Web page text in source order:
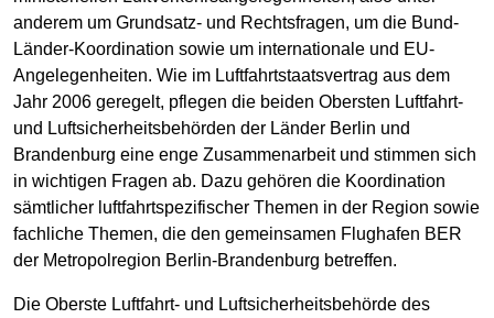
anderem um Grundsatz- und Rechtsfragen, um die Bund-
Länder-Koordination sowie um internationale und EU-
Angelegenheiten. Wie im Luftfahrtstaatsvertrag aus dem
Jahr 2006 geregelt, pflegen die beiden Obersten Luftfahrt-
und Luftsicherheitsbehörden der Länder Berlin und
Brandenburg eine enge Zusammenarbeit und stimmen sich
in wichtigen Fragen ab. Dazu gehören die Koordination
sämtlicher luftfahrtspezifischer Themen in der Region sowie
fachliche Themen, die den gemeinsamen Flughafen BER
der Metropolregion Berlin-Brandenburg betreffen.
Die Oberste Luftfahrt- und Luftsicherheitsbehörde des